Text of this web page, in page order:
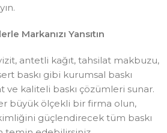
Markanızı Yansıtın
antetli kağıt, tahsilat makbuzu,
baskı gibi kurumsal baskı
ve kaliteli baskı çözümleri sunar.
büyük ölçekli bir firma olun,
güçlendirecek tüm baskı